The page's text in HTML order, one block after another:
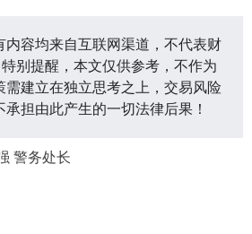
内容均来自互联网渠道，不代表财
别提醒，本文仅供参考，不作为
需建立在独立思考之上，交易风险
担由此产生的一切法律后果！
警务处长